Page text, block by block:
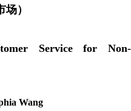
人-国内市场）
Service for Non-
小姐
Wang